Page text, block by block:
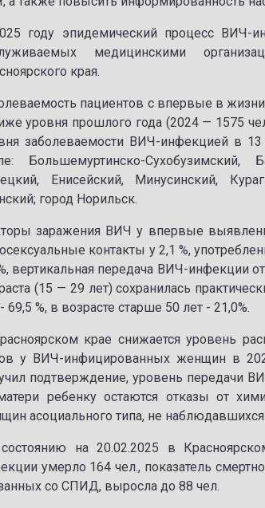
году эпидемический процесс ВИЧ-
медицинскими
края.
пациентов с впервые в
уровня прошлого года (2024 — 1575
заболеваемости ВИЧ-инфекцией в 13
Большемуртинско-Сухобузимский,
Енисейский, Минусинский,
город Норильск.
заражения ВИЧ у впервые
контакты у 2,1 %,
вертикальная передача ВИЧ-инфекции
(15 — 29 лет) сохранилась
69,5 %, в возрасте старше 50 лет - 21,0%.
крае снижается уровень
у ВИЧ-инфицированных женщин в
подтверждение, уровень передачи
ребенку остаются отказы от
асоциального типа, не
на 20.02.2025 в
умерло 164 чел., показатель
со СПИД, выросла до 88 чел.